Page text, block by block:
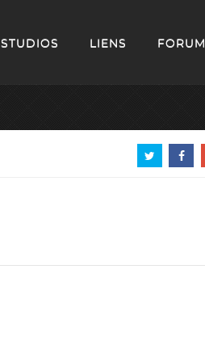
STUDIOS LIENS FORUM